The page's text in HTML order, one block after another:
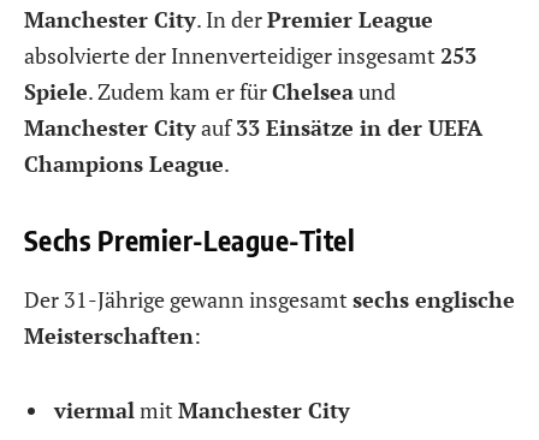
Manchester City. In derPremier League
absolvierte der Innenverteidiger insgesamt 253
Spiele. Zudem kam er fürChelseaund
Manchester Cityauf33 Einsätze in der UEFA
Champions League.
Sechs Premier-League-Titel
Der 31-Jährige gewann insgesamt sechs englische
Meisterschaften:
viermalmit Manchester City